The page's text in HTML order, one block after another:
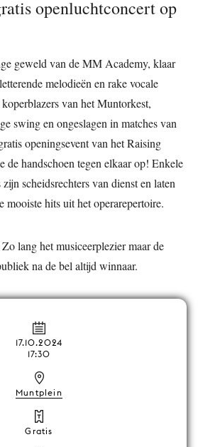
openluchtconcert op
geweld van de MM Academy, klaar
melodieën en rake vocale
van het Muntorkest,
swing en ongeslagen in matches van
openingsevent van het Raising
de handschoen tegen elkaar op! Enkele
scheidsrechters van dienst en laten
mooiste hits uit het operarepertoire.
lang het musiceerplezier maar de
na de bel altijd winnaar.
17.10.2024
17:30
Muntplein
Gratis